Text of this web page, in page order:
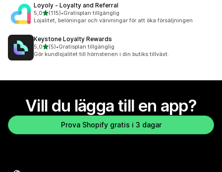
Loyoly ‑ Loyalty and Referral
5,0av 5 stjärnor
(115)
115 recensioner totalt
•Gratisplan tillgänglig
Lojalitet, belöningar och värvningar för att öka försäljningen
Keystone Loyalty Rewards
5,0av 5 stjärnor
(5)
5 recensioner totalt
•Gratisplan tillgänglig
Gör kundlojalitet till hörnstenen i din butiks tillväxt.
Vill du lägga till en app?
Prova Shopify gratis i 3 dagar